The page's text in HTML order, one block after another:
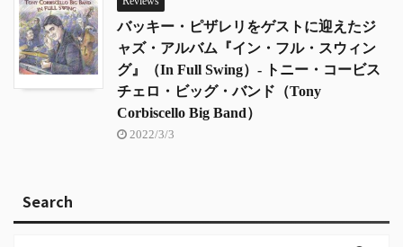
バッキー・ピザレリをゲストに迎えたジ
ャズ・アルバム『イン・フル・スウィン
グ』（In Full Swing）- トニー・コービス
チェロ・ビッグ・バンド（Tony
Corbiscello Big Band）
2022/3/3
Search